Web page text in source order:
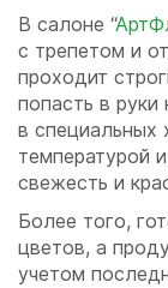
В салоне “
с трепетом и
проходит
попасть в
в специальных
температурой
свежесть и
Более того,
цветов, а
учетом